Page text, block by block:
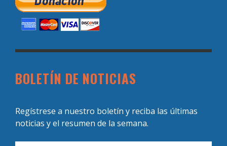
BOLETÍN DE NOTICIAS
Regístrese a nuestro boletín y reciba las últimas
noticias y el resumen de la semana.